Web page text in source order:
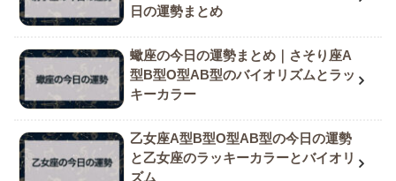
日の運勢まとめ
蠍座の今日の運勢まとめ｜さそり座A
型B型O型AB型のバイオリズムとラッ
キーカラー
乙女座A型B型O型AB型の今日の運勢
と乙女座のラッキーカラーとバイオリ
ズム